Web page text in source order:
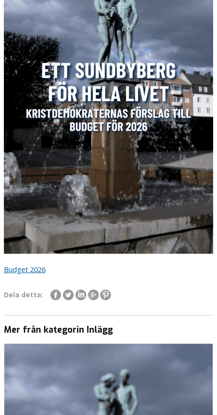
Budget 2026
Dela detta:
Mer från kategorin Inlägg